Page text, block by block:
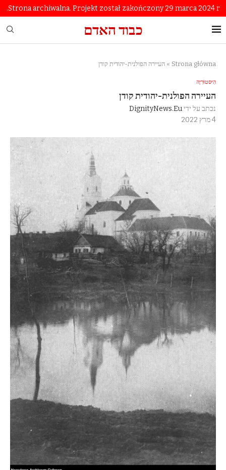
Strona archiwalna. Projekt został zakończony 29 marca 2024 r.
כבוד האדם
Strona główna
» העיירה הפולנית-יהודית קודן
הִיסטוֹרִיָה
העיירה הפולנית-יהודית קודן
נכתב על ידיDignityNews.eu
4 מרץ 2022